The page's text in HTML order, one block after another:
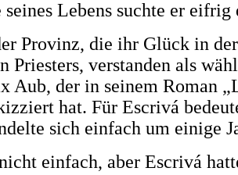
Lebens suchte er eifrig
Provinz, die ihr Glück in
verstanden als
der in seinem Roman
hat. Für Escrivá
sich einfach um einige
einfach, aber Escrivá